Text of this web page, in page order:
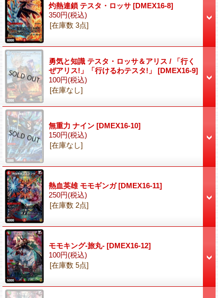
灼熱連鎖 テスタ・ロッサ [DMEX16-8]
350円(税込)
[在庫数 3点]
勇気と知識 テスタ・ロッサ＆アリス / 「行く
ぜアリス!」「行けるわテスタ!」 [DMEX16-9]
100円(税込)
[在庫なし]
無重力 ナイン [DMEX16-10]
150円(税込)
[在庫なし]
熱血英雄 モモギンガ[DMEX16-11]
250円(税込)
[在庫数 2点]
モモキング-旅丸- [DMEX16-12]
100円(税込)
[在庫数 5点]